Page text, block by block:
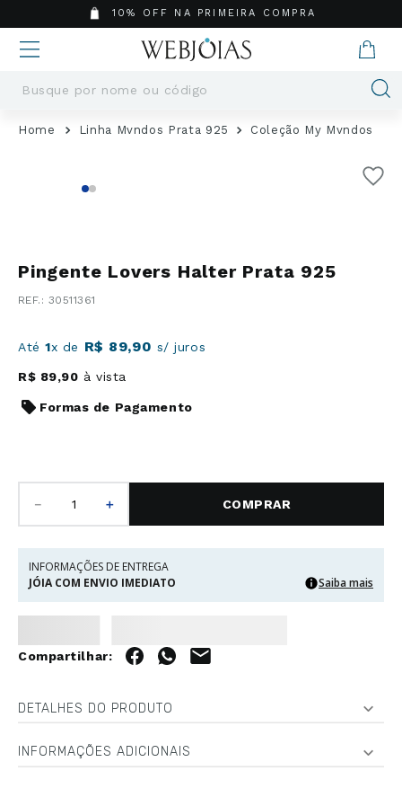
10% OFF NA PRIMEIRA COMPRA
Busque por nome ou código
Linha Mvndos Prata 925 Coleção My Mvndos
Pingente Lovers Halter Prata 925
: 30511361
Até1x de R$ 89,90 s/ juros
R$ 89,90 à vista
Formas de Pagamento
＋
－ COMPRAR
INFORMAÇÕES DE ENTREGA
JÓIA COM ENVIO IMEDIATO
Saiba mais
DETALHES DO PRODUTO
INFORMAÇÕES ADICIONAIS
Termos mais buscados
6º
Argola
7º
Casamento
9º
Pingente
10 º Corrente